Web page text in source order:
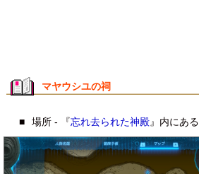
マヤウシユの祠
■ 場所 - 『忘れ去られた神殿』内にある